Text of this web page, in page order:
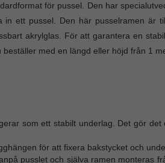
för pussel. Den har
ett pussel. Den här pusselramen är
akrylglas. För att garantera en
beställer med en längd eller höjd från 1
som ett stabilt underlag. Det gör
för att fixera bakstycket och
pusslet och själva ramen monteras